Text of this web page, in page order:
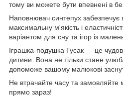
тому ви можете бути впевнені в
Наповнювач синтепух забезпечує
максимальну м'якість і
варіантом для сну та ігор із
Іграшка-подушка Гусак — це
дитини. Вона не тільки стане
допоможе вашому малюкові
Не втрачайте часу та замовляйте
прямо зараз!